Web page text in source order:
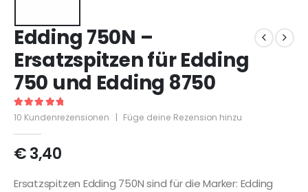
Edding 750N –
Ersatzspitzen für Edding
750 und Edding 8750
5out of 5
10 Kundenrezensionen | Füge deine Rezension hinzu
€3,40
Ersatzspitzen Edding 750N sind für die Marker: Edding